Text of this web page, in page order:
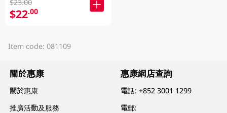
$23.00
$22.00
Item code: 081109
關於惠康
關於惠康
推廣活動及服務
惠康網店查詢
電話:+852 3001 1299
電郵: